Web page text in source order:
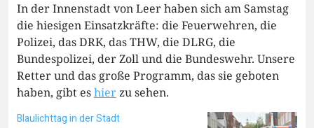
In der Innenstadt von Leer haben sich am Samstag
die hiesigen Einsatzkräfte: die Feuerwehren, die
Polizei, das DRK, das THW, die DLRG, die
Bundespolizei, der Zoll und die Bundeswehr. Unsere
Retter und das große Programm, das sie geboten
haben, gibt eshierzu sehen.
Blaulichttag in der Stadt